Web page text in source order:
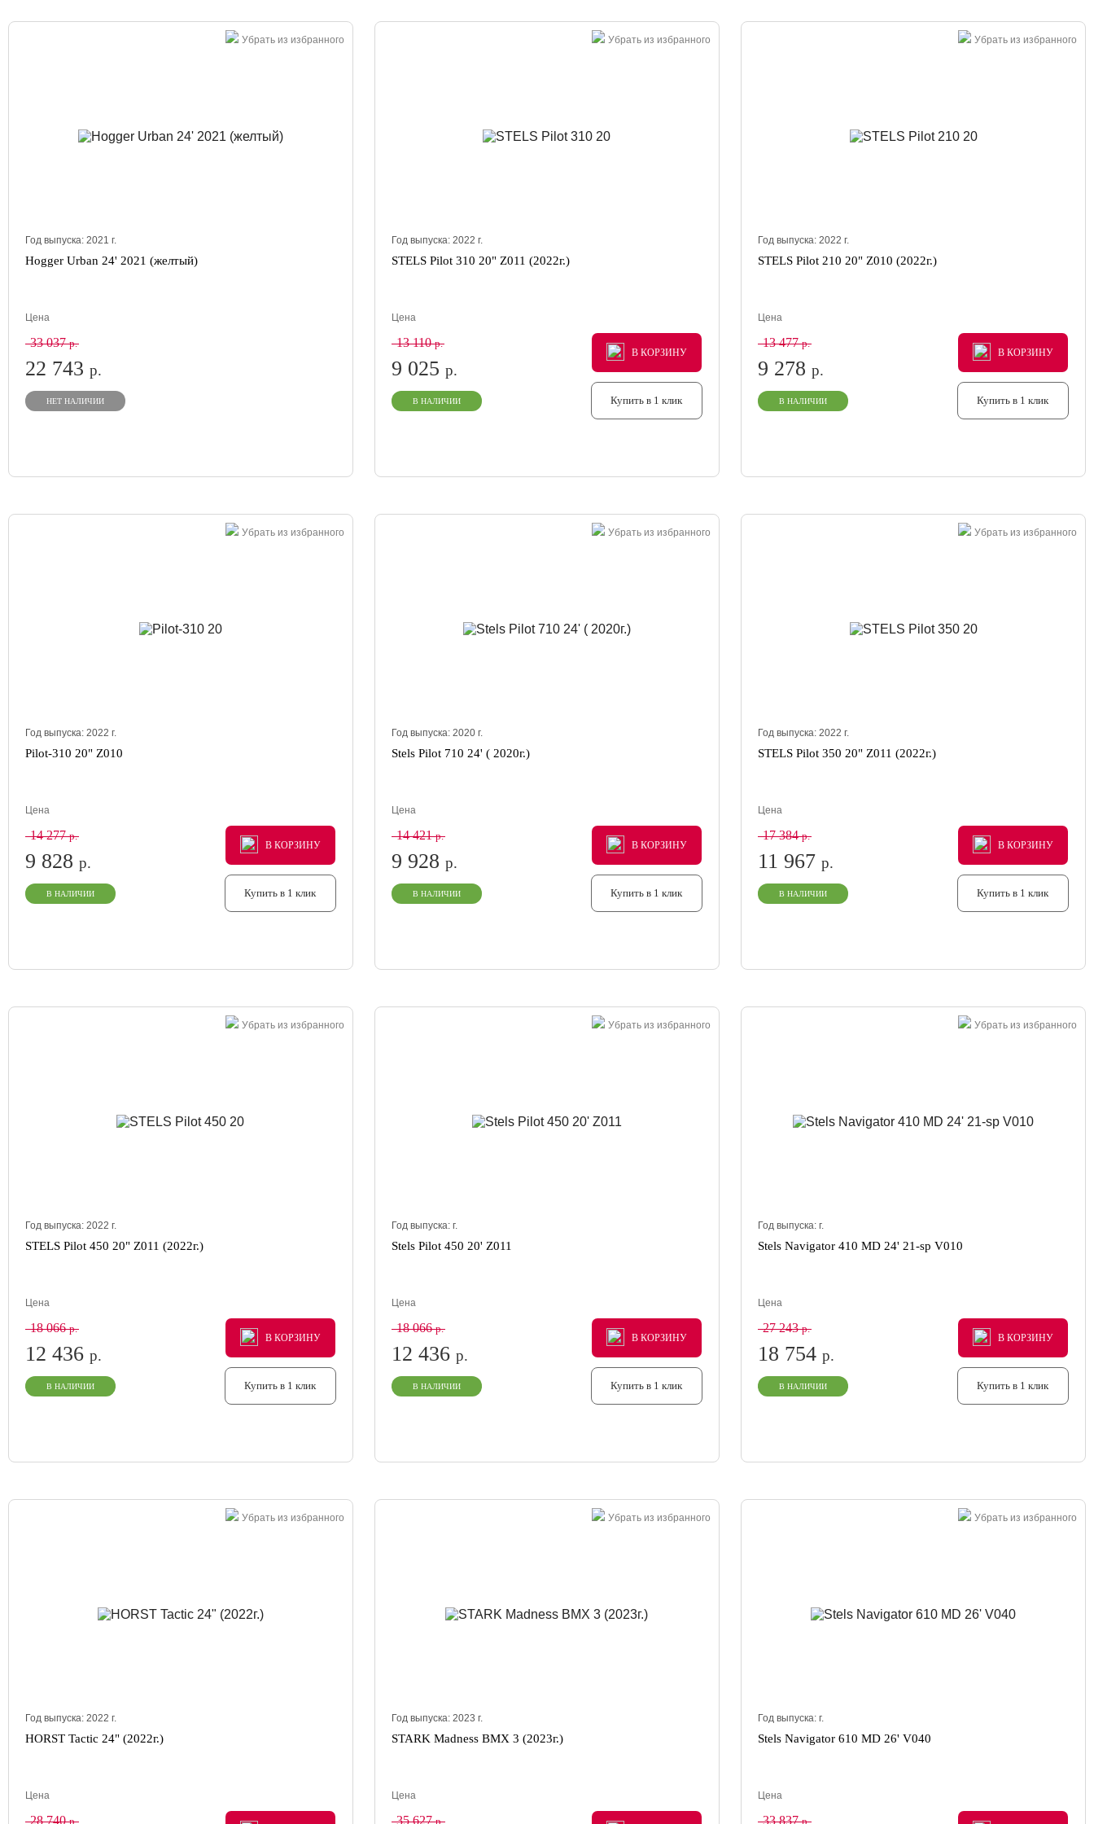
Убрать из избранного
Год выпуска: 2021 г.
Hogger Urban 24' 2021 (желтый)
Цена
33 037р.
22 743 р.
НЕТ НАЛИЧИИ
Убрать из избранного
Год выпуска:2022г.
STELS Pilot 310 20" Z011 (2022г.)
Цена
13 110р.
9 025р.
В НАЛИЧИИ
В КОРЗИНУ
В КОРЗИНУ
В КОРЗИНУ
Купить в 1 клик
Убрать из избранного
Год выпуска:2022г.
STELS Pilot 210 20" Z010 (2022г.)
Цена
13 477р.
9 278р.
В НАЛИЧИИ
В КОРЗИНУ
В КОРЗИНУ
В КОРЗИНУ
Купить в 1 клик
Убрать из избранного
Год выпуска: 2022 г.
Pilot-310 20" Z010
Цена
14 277р.
9 828 р.
В НАЛИЧИИ
В КОРЗИНУ
В КОРЗИНУ
В КОРЗИНУ
Купить в 1 клик
Убрать из избранного
Год выпуска:2020г.
Stels Pilot 710 24' ( 2020г.)
Цена
14 421р.
9 928р.
В НАЛИЧИИ
В КОРЗИНУ
В КОРЗИНУ
В КОРЗИНУ
Купить в 1 клик
Убрать из избранного
Год выпуска:2022г.
STELS Pilot 350 20" Z011 (2022г.)
Цена
17 384р.
11 967р.
В НАЛИЧИИ
В КОРЗИНУ
В КОРЗИНУ
В КОРЗИНУ
Купить в 1 клик
Убрать из избранного
Год выпуска: 2022 г.
STELS Pilot 450 20" Z011 (2022г.)
Цена
18 066р.
12 436 р.
В НАЛИЧИИ
В КОРЗИНУ
В КОРЗИНУ
В КОРЗИНУ
Купить в 1 клик
Убрать из избранного
Год выпуска:г.
Stels Pilot 450 20' Z011
Цена
18 066р.
12 436р.
В НАЛИЧИИ
В КОРЗИНУ
В КОРЗИНУ
В КОРЗИНУ
Купить в 1 клик
Убрать из избранного
Год выпуска:г.
Stels Navigator 410 MD 24' 21-sp V010
Цена
27 243р.
18 754р.
В НАЛИЧИИ
В КОРЗИНУ
В КОРЗИНУ
В КОРЗИНУ
Купить в 1 клик
Убрать из избранного
Год выпуска: 2022 г.
HORST Tactic 24" (2022г.)
Цена
28 740р.
Убрать из избранного
Год выпуска:2023г.
STARK Madness BMX 3 (2023г.)
Цена
35 627р.
Убрать из избранного
Год выпуска:г.
Stels Navigator 610 MD 26' V040
Цена
33 837р.